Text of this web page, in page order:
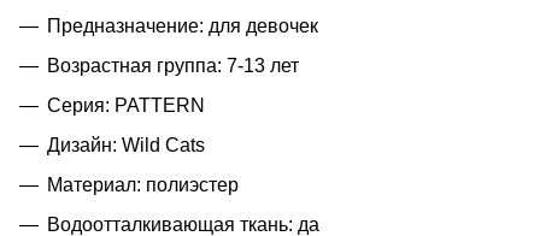
Предназначение: для девочек
Возрастная группа: 7-13 лет
Серия: PATTERN
Дизайн: Wild Cats
Материал: полиэстер
Водоотталкивающая ткань: да